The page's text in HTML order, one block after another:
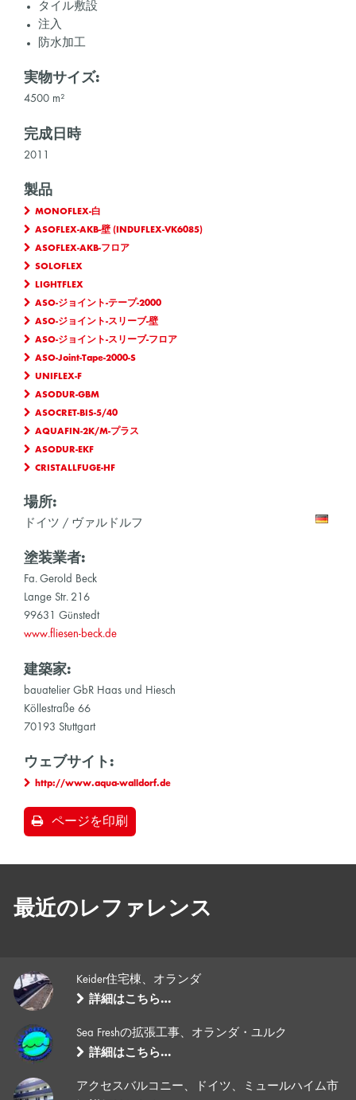
タイル敷設
注入
防水加工
実物サイズ:
4500 m²
完成日時
2011
製品
MONOFLEX-白
ASOFLEX-AKB-壁 (INDUFLEX-VK6085)
ASOFLEX-AKB-フロア
SOLOFLEX
LIGHTFLEX
ASO-ジョイント-テープ-2000
ASO-ジョイント-スリーブ-壁
ASO-ジョイント-スリーブ-フロア
ASO-Joint-Tape-2000-S
UNIFLEX-F
ASODUR-GBM
ASOCRET-BIS-5/40
AQUAFIN-2K/M-プラス
ASODUR-EKF
CRISTALLFUGE-HF
場所:
ドイツ / ヴァルドルフ
塗装業者:
Fa. Gerold Beck
Lange Str. 216
99631 Günstedt
www.fliesen-beck.de
建築家:
bauatelier GbR Haas und Hiesch
Köllestraße 66
70193 Stuttgart
ウェブサイト:
http://www.aqua-walldorf.de
ページを印刷
最近のレファレンス
Keider住宅棟、オランダ
詳細はこちら…
Sea Freshの拡張工事、オランダ・ユルク
詳細はこちら…
アクセスバルコニー、ドイツ、ミュールハイム市